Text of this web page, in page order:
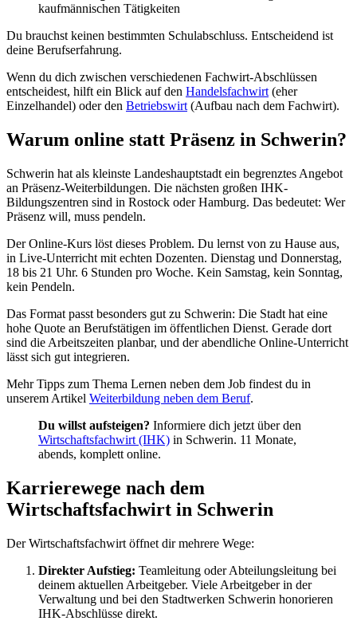
kaufmännischen Tätigkeiten
Du brauchst keinen bestimmten Schulabschluss. Entscheidend ist
deine Berufserfahrung.
Wenn du dich zwischen verschiedenen Fachwirt-Abschlüssen
entscheidest, hilft ein Blick auf den Handelsfachwirt (eher
Einzelhandel) oder den Betriebswirt (Aufbau nach dem Fachwirt).
Warum online statt Präsenz in Schwerin?
Schwerin hat als kleinste Landeshauptstadt ein begrenztes Angebot
an Präsenz-Weiterbildungen. Die nächsten großen IHK-
Bildungszentren sind in Rostock oder Hamburg. Das bedeutet: Wer
Präsenz will, muss pendeln.
Der Online-Kurs löst dieses Problem. Du lernst von zu Hause aus,
in Live-Unterricht mit echten Dozenten. Dienstag und Donnerstag,
18 bis 21 Uhr. 6 Stunden pro Woche. Kein Samstag, kein Sonntag,
kein Pendeln.
Das Format passt besonders gut zu Schwerin: Die Stadt hat eine
hohe Quote an Berufstätigen im öffentlichen Dienst. Gerade dort
sind die Arbeitszeiten planbar, und der abendliche Online-Unterricht
lässt sich gut integrieren.
Mehr Tipps zum Thema Lernen neben dem Job findest du in
unserem Artikel Weiterbildung neben dem Beruf.
Du willst aufsteigen? Informiere dich jetzt über den
Wirtschaftsfachwirt (IHK) in Schwerin. 11 Monate,
abends, komplett online.
Karrierewege nach dem
Wirtschaftsfachwirt in Schwerin
Der Wirtschaftsfachwirt öffnet dir mehrere Wege:
Direkter Aufstieg: Teamleitung oder Abteilungsleitung bei
deinem aktuellen Arbeitgeber. Viele Arbeitgeber in der
Verwaltung und bei den Stadtwerken Schwerin honorieren
IHK-Abschlüsse direkt.